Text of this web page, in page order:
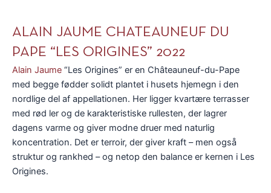
ALAIN JAUME CHATEAUNEUF DU
PAPE “LES ORIGINES” 2022
Alain Jaume “Les Origines” er en Châteauneuf-du-Pape
med begge fødder solidt plantet i husets hjemegn i den
nordlige del af appellationen. Her ligger kvartære terrasser
med rød ler og de karakteristiske rullesten, der lagrer
dagens varme og giver modne druer med naturlig
koncentration. Det er terroir, der giver kraft – men også
struktur og rankhed – og netop den balance er kernen i Les
Origines.